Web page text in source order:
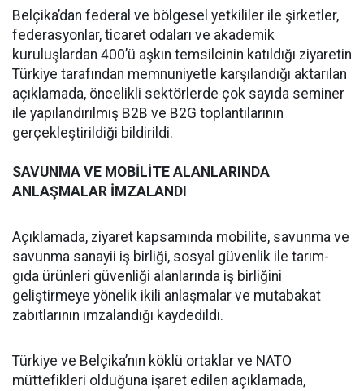
Belçika’dan federal ve bölgesel yetkililer ile şirketler,
federasyonlar, ticaret odaları ve akademik
kuruluşlardan 400’ü aşkın temsilcinin katıldığı ziyaretin
Türkiye tarafından memnuniyetle karşılandığı aktarılan
açıklamada, öncelikli sektörlerde çok sayıda seminer
ile yapılandırılmış B2B ve B2G toplantılarının
gerçekleştirildiği bildirildi.
SAVUNMA VE MOBİLİTE ALANLARINDA
ANLAŞMALAR İMZALANDI
Açıklamada, ziyaret kapsamında mobilite, savunma ve
savunma sanayii iş birliği, sosyal güvenlik ile tarım-
gıda ürünleri güvenliği alanlarında iş birliğini
geliştirmeye yönelik ikili anlaşmalar ve mutabakat
zabıtlarının imzalandığı kaydedildi.
Türkiye ve Belçika’nın köklü ortaklar ve NATO
müttefikleri olduğuna işaret edilen açıklamada,